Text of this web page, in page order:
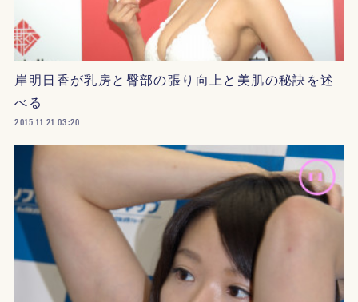
岸明日香が乳房と臀部の張り向上と美肌の秘訣を述
べる
2015.11.21 03:20